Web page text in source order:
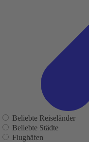
Beliebte Reiseländer
Beliebte Städte
Flughäfen